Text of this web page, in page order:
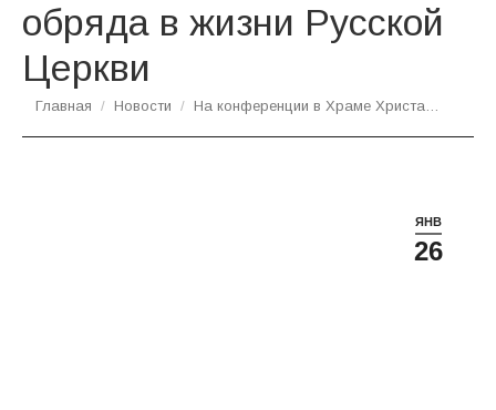
обряда в жизни Русской
Церкви
Вы здесь:
Главная Новости На конференции в Храме Христа…
ЯНВ
26